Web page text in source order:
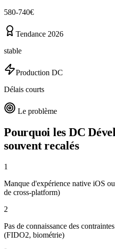
580-740€
Tendance 2026
stable
Production DC
Délais courts
Le problème
Pourquoi les DC
souvent recalés
1
Manque d'expérience native iOS
de cross-platform)
2
Pas de connaissance des
(FIDO2, biométrie)